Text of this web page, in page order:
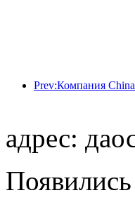
адрес: